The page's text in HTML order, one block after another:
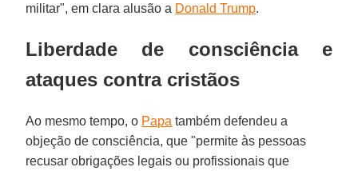
militar", em clara alusão a Donald Trump.
Liberdade de consciência e
ataques contra cristãos
Ao mesmo tempo, o Papa também defendeu a
objeção de consciência, que "permite às pessoas
recusar obrigações legais ou profissionais que